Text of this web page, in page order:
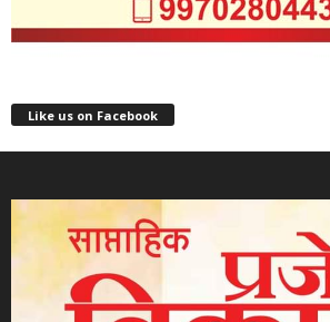
Like us on Facebook